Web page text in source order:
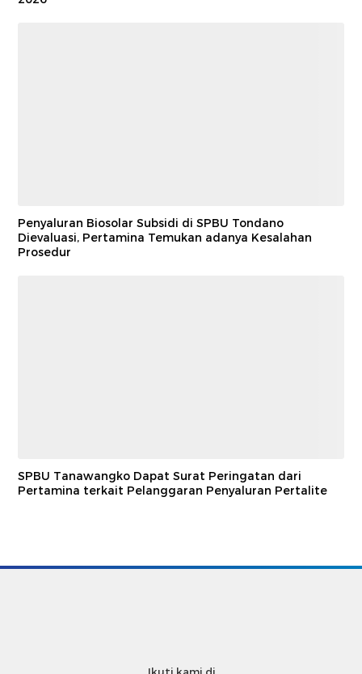
Penyaluran Biosolar Subsidi di SPBU Tondano
Dievaluasi, Pertamina Temukan adanya Kesalahan
Prosedur
SPBU Tanawangko Dapat Surat Peringatan dari
Pertamina terkait Pelanggaran Penyaluran Pertalite